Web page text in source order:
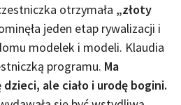
otrzymała „złoty
jeden etap rywalizacji i
modelek i modeli. Klaudia
programu. Ma
ale ciało i urodę bogini.